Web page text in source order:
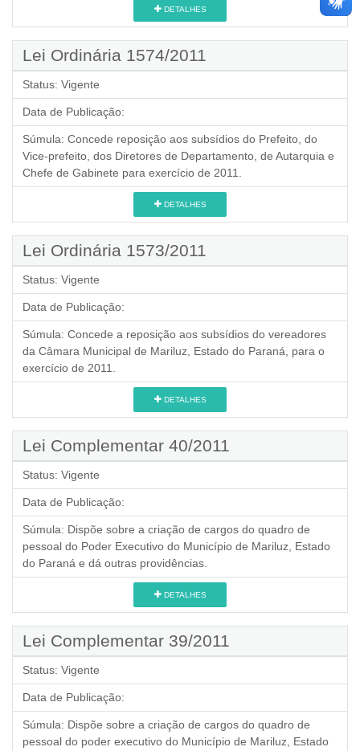
DETALHES
Lei Ordinária 1574/2011
Status: Vigente
Data de Publicação:
Súmula: Concede reposição aos subsídios do Prefeito, do
Vice-prefeito, dos Diretores de Departamento, de Autarquia e
Chefe de Gabinete para exercício de 2011.
DETALHES
Lei Ordinária 1573/2011
Status: Vigente
Data de Publicação:
Súmula: Concede a reposição aos subsídios do vereadores
da Câmara Municipal de Mariluz, Estado do Paraná, para o
exercício de 2011.
DETALHES
Lei Complementar 40/2011
Status: Vigente
Data de Publicação:
Súmula: Dispõe sobre a criação de cargos do quadro de
pessoal do Poder Executivo do Município de Mariluz, Estado
do Paraná e dá outras providências.
DETALHES
Lei Complementar 39/2011
Status: Vigente
Data de Publicação:
Súmula: Dispõe sobre a criação de cargos do quadro de
pessoal do poder executivo do Município de Mariluz, Estado